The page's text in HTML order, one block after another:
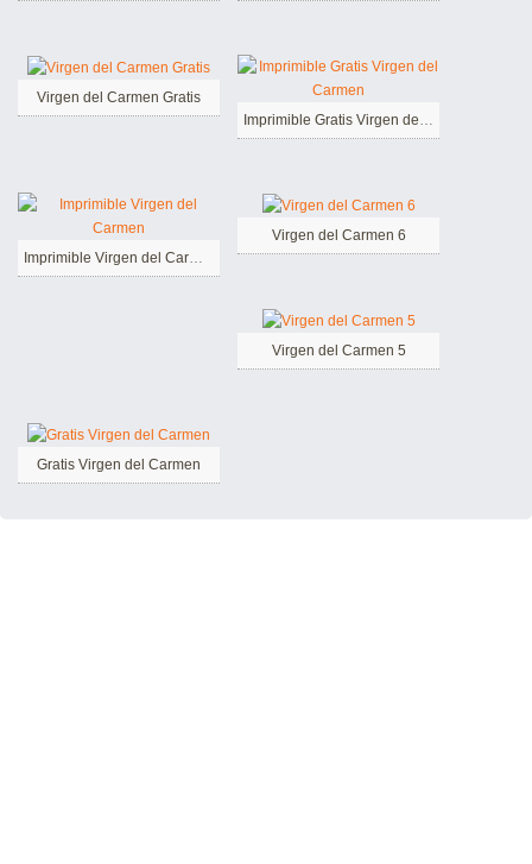
Virgen del Carmen Gratis
Imprimible Gratis Virgen del Carmen
Imprimible Virgen del Carmen
Virgen del Carmen 6
Virgen del Carmen 5
Gratis Virgen del Carmen